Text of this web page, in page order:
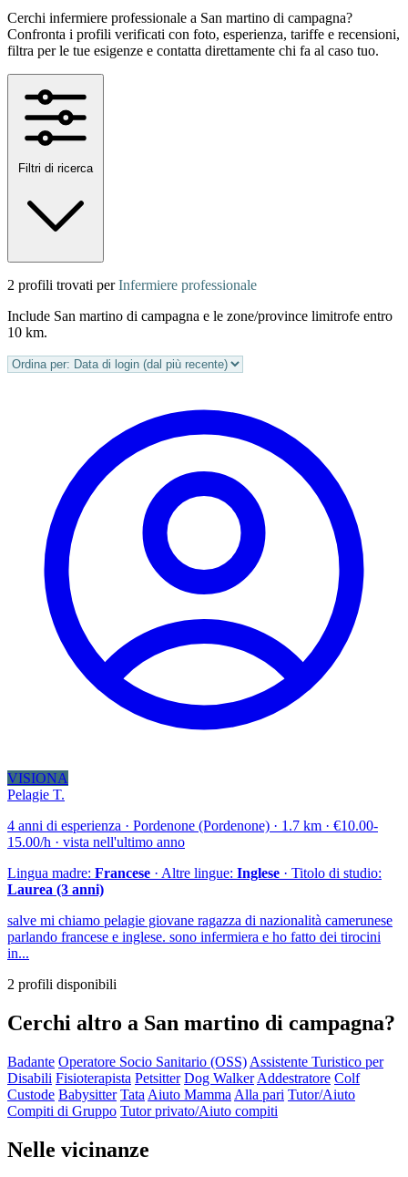
Cerchi infermiere professionale a San martino di campagna?
Confronta i profili verificati con foto, esperienza, tariffe e recensioni,
filtra per le tue esigenze e contatta direttamente chi fa al caso tuo.
Filtri di ricerca
2 profili trovati perInfermiere professionale
Include San martino di campagna e le zone/province limitrofe entro
10 km.
VISIONA
Pelagie T.
4 anni di esperienza · Pordenone (Pordenone) · 1.7 km · €10.00-
15.00/h · vista nell'ultimo anno
Lingua madre: Francese · Altre lingue: Inglese · Titolo di studio:
Laurea (3 anni)
salve mi chiamo pelagie giovane ragazza di nazionalità camerunese
parlando francese e inglese. sono infermiera e ho fatto dei tirocini
in...
2 profili disponibili
Cerchi altro a San martino di campagna?
Badante Operatore Socio Sanitario (OSS) Assistente Turistico per
Disabili Fisioterapista Petsitter Dog Walker Addestratore Colf
Custode Babysitter Tata Aiuto Mamma Alla pari Tutor/Aiuto
Compiti di Gruppo Tutor privato/Aiuto compiti
Nelle vicinanze